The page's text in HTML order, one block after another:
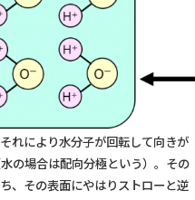
れにより水分子が回転して向きが
の場合は配向分極という）。その
、その表面にやはりストローと逆